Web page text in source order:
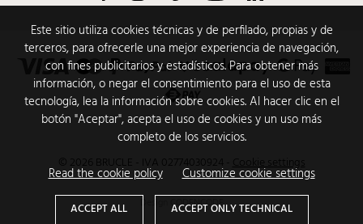
Este sitio utiliza cookies técnicas y de perfilado, propias y de
terceros, para ofrecerle una mejor experiencia de navegación,
con fines publicitarios y estadísticos. Para obtener más
información, o negar el consentimiento para el uso de esta
tecnología, lea la información sobre cookies. Al hacer clic en el
botón "Aceptar", acepta el uso de cookies y un uso más
completo de los servicios.
Read the cookie policy
Customize cookie settings
ACCEPT ALL ACCEPT ONLY TECHNICAL
© 2026 BRUCLE - IVA 02774030924 Cookie settings
CODENCODE